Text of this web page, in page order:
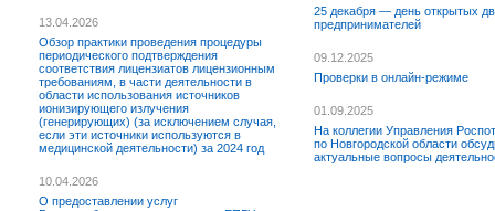
13.04.2026
Обзор практики проведения процедуры
периодического подтверждения
соответствия лицензиатов лицензионным
требованиям, в части деятельности в
области использования источников
ионизирующего излучения
(генерирующих) (за исключением случая,
если эти источники используются в
медицинской деятельности) за 2024 год
10.04.2026
О предоставлении услуг
25 декабря — день открытых
предпринимателей
09.12.2025
Проверки в онлайн-режиме
01.09.2025
На коллегии Управления
по Новгородской области
актуальные вопросы